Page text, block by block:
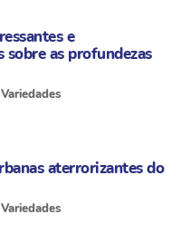
e
sobre as profundezas
Variedades
aterrorizantes do
Variedades